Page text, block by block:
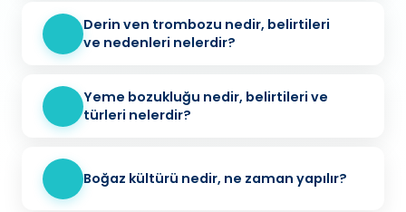
Derin ven trombozu nedir, belirtileri
ve nedenleri nelerdir?
Yeme bozukluğu nedir, belirtileri ve
türleri nelerdir?
Boğaz kültürü nedir, ne zaman yapılır?